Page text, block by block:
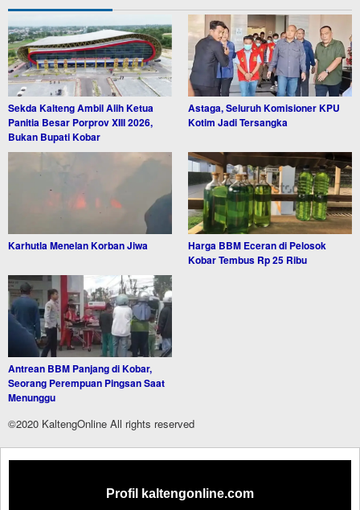
Sekda Kalteng Ambil Alih Ketua
Panitia Besar Porprov XIII 2026,
Bukan Bupati Kobar
Astaga, Seluruh Komisioner KPU
Kotim Jadi Tersangka
Karhutla Menelan Korban Jiwa
Harga BBM Eceran di Pelosok
Kobar Tembus Rp 25 Ribu
Antrean BBM Panjang di Kobar,
Seorang Perempuan Pingsan Saat
Menunggu
©2020 KaltengOnline All rights reserved
Profil kaltengonline.com